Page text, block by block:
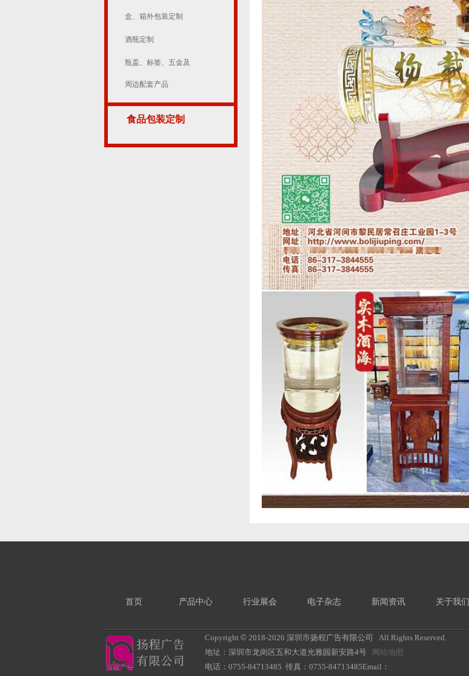
盒、箱外包装定制
酒瓶定制
瓶盖、标签、五金及
周边配套产品
食品包装定制
首页 产品中心 行业展会 电子杂志 新闻资讯 关于我们
Copyright © 2018-2026 深圳市扬程广告有限公司 All Rights Reserved.
地址：深圳市龙岗区五和大道光雅园新安路4号
网站地图
电话：0755-84713485 传真：0755-84713485Email：